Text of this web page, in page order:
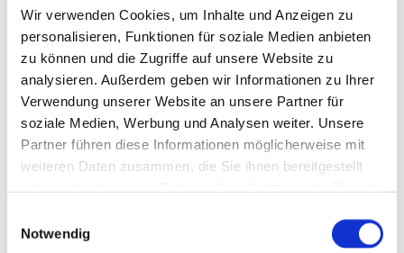
Wir verwenden Cookies, um Inhalte und Anzeigen zu
personalisieren, Funktionen für soziale Medien anbieten
zu können und die Zugriffe auf unsere Website zu
analysieren. Außerdem geben wir Informationen zu Ihrer
Verwendung unserer Website an unsere Partner für
soziale Medien, Werbung und Analysen weiter. Unsere
Partner führen diese Informationen möglicherweise mit
weiteren Daten zusammen, die Sie ihnen bereitgestellt
Notwendig